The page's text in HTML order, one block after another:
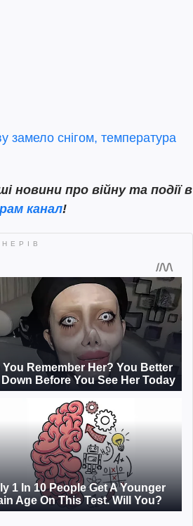
замело снігом, температура
новини про війну та події в
канал!